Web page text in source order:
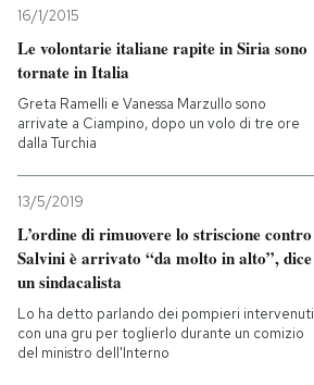
16/1/2015
Le volontarie italiane rapite in Siria sono
tornate in Italia
Greta Ramelli e Vanessa Marzullo sono
arrivate a Ciampino, dopo un volo di tre ore
dalla Turchia
13/5/2019
L’ordine di rimuovere lo striscione contro
Salvini è arrivato “da molto in alto”, dice
un sindacalista
Lo ha detto parlando dei pompieri intervenuti
con una gru per toglierlo durante un comizio
del ministro dell'Interno